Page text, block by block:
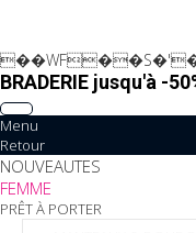
BRADERIE jusqu'à -
Menu
Retour
NOUVEAUTES
FEMME
PRÊT À PORTER